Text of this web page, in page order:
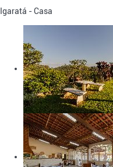
Igaratá -Casa